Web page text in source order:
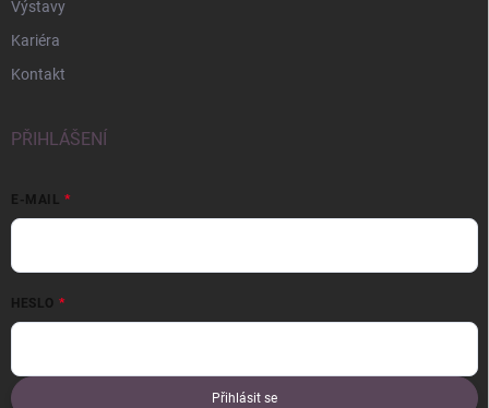
Výstavy
Kariéra
Kontakt
PŘIHLÁŠENÍ
E-MAIL
HESLO
Přihlásit se